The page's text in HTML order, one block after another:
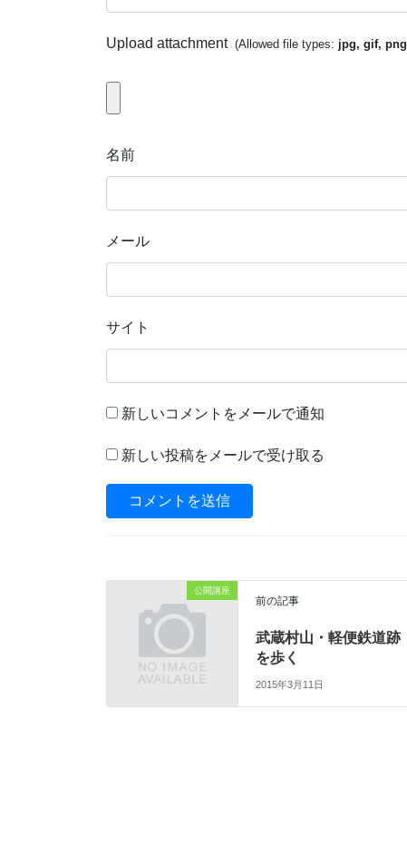
Upload attachment(Allowed file types: jpg, gif, png
名前
メール
サイト
新しいコメントをメールで通知
新しい投稿をメールで受け取る
公開講座
前の記事
武蔵村山・軽便鉄道跡
を歩く
2015年3月11日